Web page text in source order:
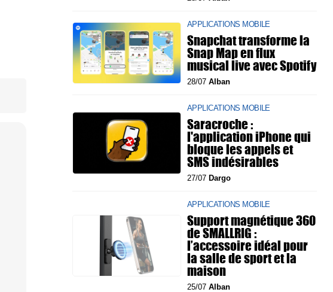
APPLICATIONS MOBILE
Snapchat transforme la
Snap Map en flux
musical live avec Spotify
28/07 Alban
APPLICATIONS MOBILE
Saracroche :
l'application iPhone qui
bloque les appels et
SMS indésirables
27/07 Dargo
APPLICATIONS MOBILE
Support magnétique 360
de SMALLRIG :
l’accessoire idéal pour
la salle de sport et la
maison
25/07 Alban